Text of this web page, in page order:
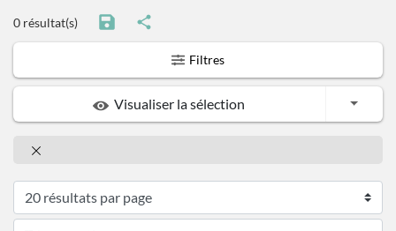
0 résultat(s)
Filtres
Visualiser la sélection Toggle